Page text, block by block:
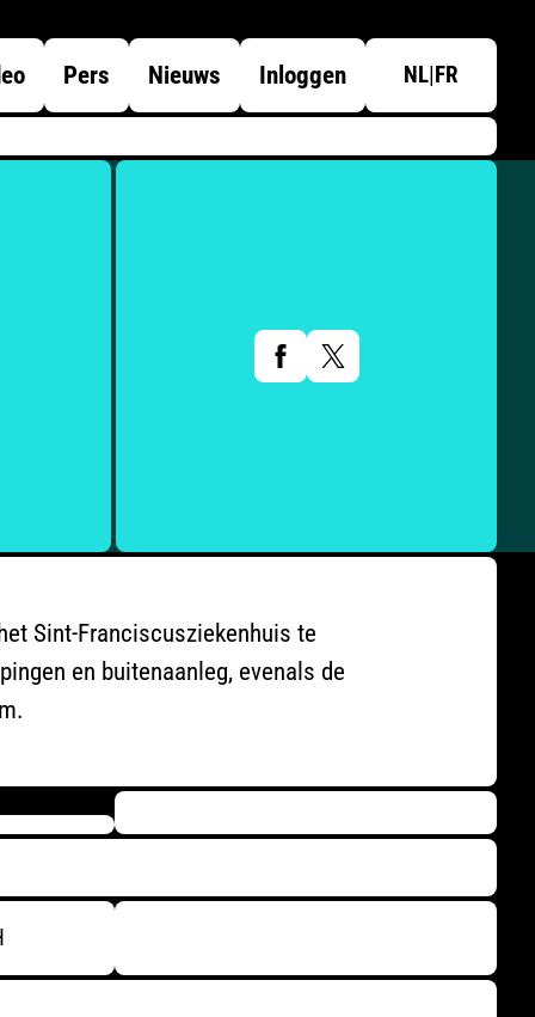
Pers Nieuws Inloggen NL|FR
Sint-Franciscusziekenhuis te
en buitenaanleg, evenals de